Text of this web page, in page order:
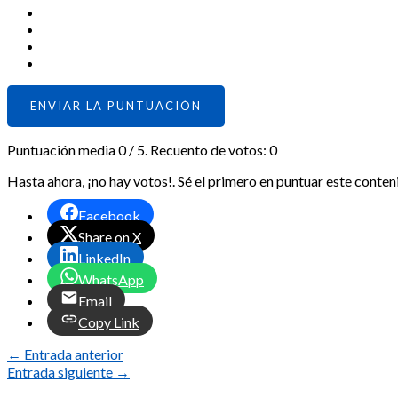
ENVIAR LA PUNTUACIÓN
Puntuación media0/ 5. Recuento de votos: 0
Hasta ahora, ¡no hay votos!. Sé el primero en puntuar este
Facebook
Share on X
LinkedIn
WhatsApp
Email
Copy Link
← Entrada anterior
Entrada siguiente →